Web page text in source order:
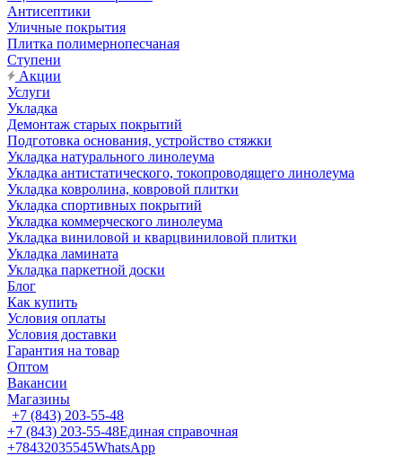
Антисептики
Уличные покрытия
Плитка полимернопесчаная
Ступени
Акции
Услуги
Укладка
Демонтаж старых покрытий
Подготовка основания, устройство стяжки
Укладка натурального линолеума
Укладка антистатического, токопроводящего линолеума
Укладка ковролина, ковровой плитки
Укладка спортивных покрытий
Укладка коммерческого линолеума
Укладка виниловой и кварцвиниловой плитки
Укладка ламината
Укладка паркетной доски
Блог
Как купить
Условия оплаты
Условия доставки
Гарантия на товар
Оптом
Вакансии
Магазины
+7 (843) 203-55-48
+7 (843) 203-55-48Единая справочная
+78432035545WhatsApp